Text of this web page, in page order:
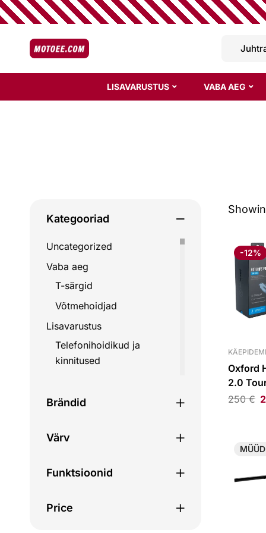
LISAVARUSTUS VABA AEG
Kategooriad
Uncategorized
Vaba aeg
T-särgid
Võtmehoidjad
Lisavarustus
Telefonihoidikud ja
kinnitused
Kohvrid ja kotid
Seljakotid
Brändid
Värv
Funktsioonid
Price
-12%
Oxford
2.0
250€